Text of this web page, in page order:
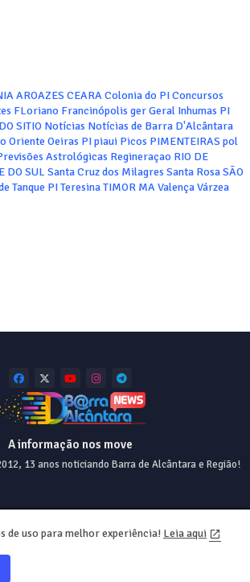
AROAZES CEARAColonia do PIConcursos
FLoriano Francinópolis gerGeral Inhumas PI
SITIO Notícias Notícias de Barra D'Alcântara
Oriente Oeiras PIpiaui Picos PIMENTEIRAS pol
Astrológicas Regineraçao RIO DE
DO SUL Santa Cruz dos Milagres Santa RosaSÃO
Tanque PITeresinaTIMOR MAValençaVárzea
A informação nos move
13 anos noticiando Barra de Alcântara e Região!
💯 Desing e Web ❤️ @equiperrs
Contact us Privacy Policy
de uso para melhor experiência! Leia aqui